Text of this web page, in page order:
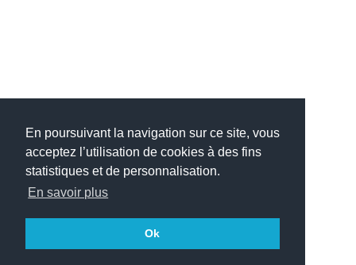
En poursuivant la navigation sur ce site, vous
acceptez l’utilisation de cookies à des fins
statistiques et de personnalisation.
En savoir plus
Ok